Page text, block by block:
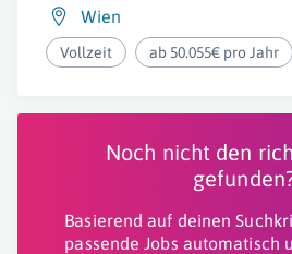
Wien
Vollzeit ab 50.055€ pro Jahr
Noch nicht den
Basierend auf deinen
passende Jobs automatisch